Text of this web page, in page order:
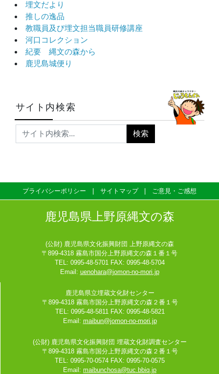
埋文だより
推しの逸品
教職員及び埋文担当職員研修講座
河口コレクション
紀要 縄文の森から
鹿児島城便り
サイト内検索
プライバシーポリシー サイトマップ ご意見・ご感想
鹿児島県上野原縄文の森
(公財) 鹿児島県文化振興財団 上野原縄文の森
〒899-4318 霧島市国分上野原縄文の森１番１号
TEL: 0995-48-5701 FAX: 0995-48-5704
Email: uenohara@jomon-no-mori.jp
鹿児島県立埋蔵文化財センター
〒899-4318 霧島市国分上野原縄文の森２番１号
TEL: 0995-48-5811 FAX: 0995-48-5821
Email: maibun@jomon-no-mori.jp
(公財) 鹿児島県文化振興財団 埋蔵文化財調査センター
〒899-4318 霧島市国分上野原縄文の森２番１号
TEL: 0995-70-0574 FAX: 0995-70-0575
Email: maibunchosa@tuc.bbiq.jp